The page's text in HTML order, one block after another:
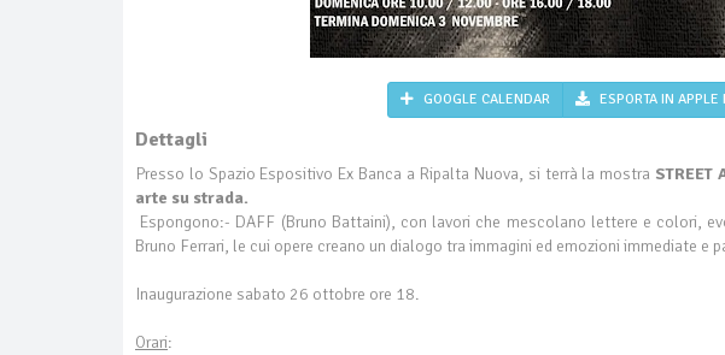
GOOGLE CALENDAR ESPORTA IN APPLE
Dettagli
Presso lo Spazio Espositivo Ex Banca a Ripalta Nuova, si terrà la mostra STREET
arte su strada.
Espongono:- DAFF (Bruno Battaini), con lavori che mescolano lettere e colori,
Bruno Ferrari, le cui opere creano un dialogo tra immagini ed emozioni immediate e
Inaugurazione sabato 26 ottobre ore 18.
Orari: